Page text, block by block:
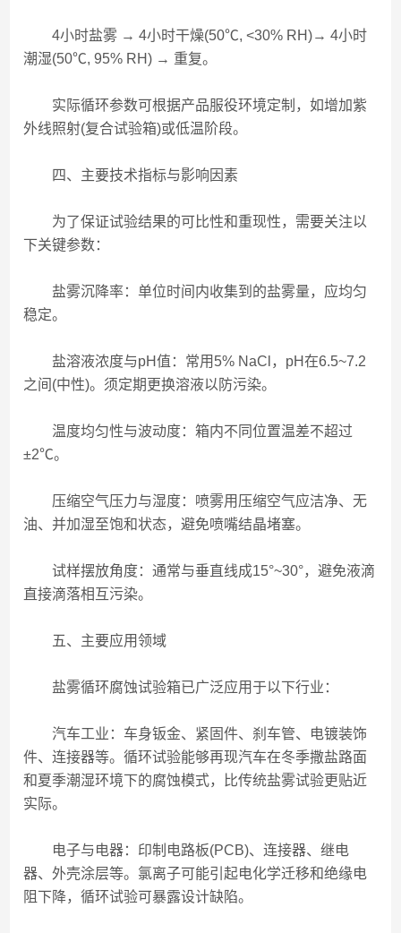
4小时盐雾 → 4小时干燥(50℃, <30% RH)→ 4小时
潮湿(50℃, 95% RH) → 重复。
实际循环参数可根据产品服役环境定制，如增加紫
外线照射(复合试验箱)或低温阶段。
四、主要技术指标与影响因素
为了保证试验结果的可比性和重现性，需要关注以
下关键参数：
盐雾沉降率：单位时间内收集到的盐雾量，应均匀
稳定。
盐溶液浓度与pH值：常用5% NaCl，pH在6.5~7.2
之间(中性)。须定期更换溶液以防污染。
温度均匀性与波动度：箱内不同位置温差不超过
±2℃。
压缩空气压力与湿度：喷雾用压缩空气应洁净、无
油、并加湿至饱和状态，避免喷嘴结晶堵塞。
试样摆放角度：通常与垂直线成15°~30°，避免液滴
直接滴落相互污染。
五、主要应用领域
盐雾循环腐蚀试验箱已广泛应用于以下行业：
汽车工业：车身钣金、紧固件、刹车管、电镀装饰
件、连接器等。循环试验能够再现汽车在冬季撒盐路面
和夏季潮湿环境下的腐蚀模式，比传统盐雾试验更贴近
实际。
电子与电器：印制电路板(PCB)、连接器、继电
器、外壳涂层等。氯离子可能引起电化学迁移和绝缘电
阻下降，循环试验可暴露设计缺陷。